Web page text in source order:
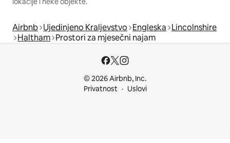
Airbnb Ujedinjeno Kraljevstvo Engleska Lincolnshire
Haltham Prostori za mjesečni najam
© 2026 Airbnb, Inc.
Privatnost
Uslovi